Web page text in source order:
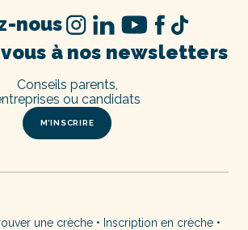
à nos newsletters
M’INSCRIRE
Conseils parents,
ou candidats
nous
une crèche• Inscription en crèche•